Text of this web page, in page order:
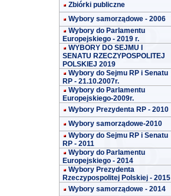
Zbiórki publiczne
Wybory samorządowe - 2006
Wybory do Parlamentu
Europejskiego - 2019 r.
WYBORY DO SEJMU I
SENATU RZECZYPOSPOLITEJ
POLSKIEJ 2019
Wybory do Sejmu RP i Senatu
RP - 21.10.2007r.
Wybory do Parlamentu
Europejskiego-2009r.
Wybory Prezydenta RP - 2010
Wybory samorządowe-2010
Wybory do Sejmu RP i Senatu
RP - 2011
Wybory do Parlamentu
Europejskiego - 2014
Wybory Prezydenta
Rzeczypospolitej Polskiej - 2015
Wybory samorządowe - 2014